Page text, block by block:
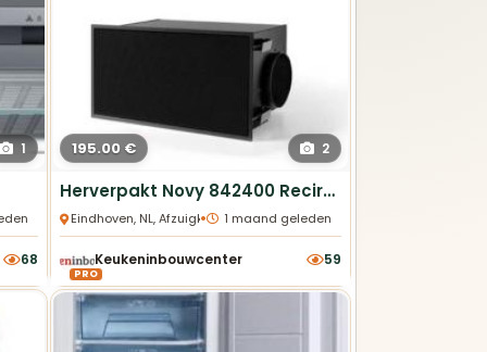
1
68
195.00 € 2
Herverpakt Novy 842400 Recirculatiebox zwart met monoblock
Eindhoven, NL, Afzuigkappen
• 1 maand geleden
PRO
Keukeninbouwcenter 59